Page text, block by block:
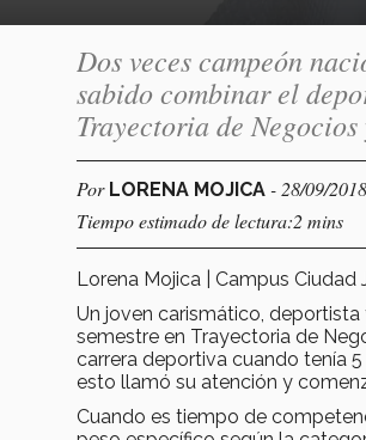
Dos veces campeón
sabido combinar el
Trayectoria de
Por LORENA MOJICA - 28/09/2018
Tiempo estimado de lectura:2 mins
Lorena Mojica | Campus Ciudad
Un joven carismático,
semestre en Trayectoria de
carrera deportiva cuando tenía
esto llamó su atención y
Cuando es tiempo de